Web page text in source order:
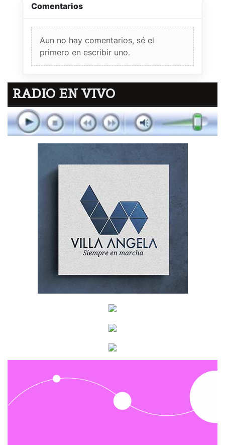
Comentarios
Aun no hay comentarios, sé el
primero en escribir uno.
RADIO EN VIVO